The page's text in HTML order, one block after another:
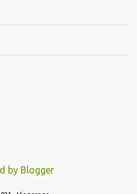
da menti sane, potrebbe
by Blogger